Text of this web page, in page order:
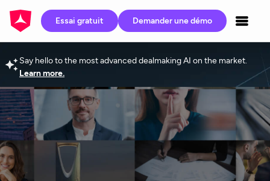
Essai gratuit Demander une démo
Say hello to the most advanced dealmaking AI on the market.
Learn more.